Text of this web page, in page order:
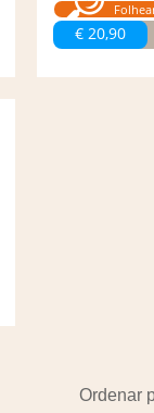
€ 20,90
Ordenar